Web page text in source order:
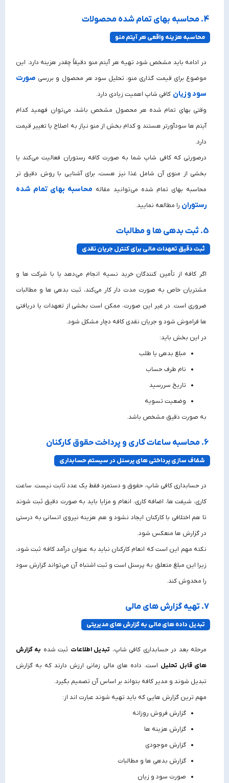
4. محاسبه بهای تمام‌ شده محصولات
محاسبه هزینه واقعی هر آیتم منو
در ادامه باید مشخص شود تهیه هر آیتم منو دقیقاً چقدر هزینه دارد. این
موضوع برای قیمت‌ گذاری منو، تحلیل سود هر محصول و بررسی صورت
سود و زیان کافی شاپ اهمیت زیادی دارد.
وقتی بهای تمام‌ شده هر محصول مشخص باشد، می‌توان فهمید کدام
آیتم‌ ها سودآورتر هستند و کدام بخش از منو نیاز به اصلاح یا تغییر قیمت
دارد.
درصورتی که کافی‌ شاپ شما به‌ صورت کافه‌ رستوران فعالیت می‌کند یا
بخشی از منوی آن شامل غذا نیز هست، برای آشنایی با روش دقیق‌ تر
محاسبه بهای تمام شده می‌توانید مقاله محاسبه بهای تمام شده
رستوران را مطالعه نمایید.
5. ثبت بدهی‌ ها و مطالبات
ثبت دقیق تعهدات مالی برای کنترل جریان نقدی
اگر کافه از تأمین‌ کنندگان خرید نسیه انجام می‌دهد یا با شرکت‌ ها و
مشتریان خاص به‌ صورت مدت‌ دار کار می‌کند، ثبت بدهی‌ ها و مطالبات
ضروری است. در غیر این صورت، ممکن است بخشی از تعهدات یا دریافتی‌
ها فراموش شود و جریان نقدی کافه دچار مشکل شود.
در این بخش باید:
مبلغ بدهی یا طلب
نام طرف حساب
تاریخ سررسید
وضعیت تسویه
به‌ صورت دقیق مشخص باشد.
6. محاسبه ساعات کاری و پرداخت حقوق کارکنان
شفاف‌ سازی پرداختی های پرسنل در سیستم حسابداری
در حسابداری کافی‌ شاپ، حقوق و دستمزد فقط یک عدد ثابت نیست. ساعت
کاری، شیفت‌ ها، اضافه‌ کاری، انعام و مزایا باید به‌ صورت دقیق ثبت شوند
تا هم اختلافی با کارکنان ایجاد نشود و هم هزینه نیروی انسانی به‌ درستی
در گزارش‌ ها منعکس شود.
نکته مهم این است که انعام کارکنان نباید به‌ عنوان درآمد کافه ثبت شود،
زیرا این مبلغ متعلق به پرسنل است و ثبت اشتباه آن می‌تواند گزارش سود
را مخدوش کند.
7. تهیه گزارش‌ های مالی
تبدیل داده‌ های مالی به گزارش‌ های مدیریتی
مرحله بعد در حسابداری کافی شاپ، تبدیل اطلاعات ثبت‌ شده به گزارش‌
های قابل تحلیل است. داده‌ های مالی زمانی ارزش دارند که به گزارش
تبدیل شوند و مدیر کافه بتواند بر اساس آن تصمیم بگیرد.
مهم‌ ترین گزارش‌ هایی که باید تهیه شوند عبارت‌ اند از:
گزارش فروش روزانه
گزارش هزینه‌ ها
گزارش موجودی
گزارش بدهی‌ ها و مطالبات
صورت سود و زیان